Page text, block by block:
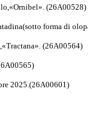
(26A00528)
forma di
(26A00564)
2025.(26A00601)